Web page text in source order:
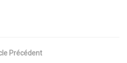
Précédent